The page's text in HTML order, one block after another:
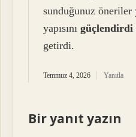
sunduğunuz öneriler
yapısınıgüçlendirdi
getirdi.
Temmuz 4, 2026 Yanıtla
Bir yanıt yazın